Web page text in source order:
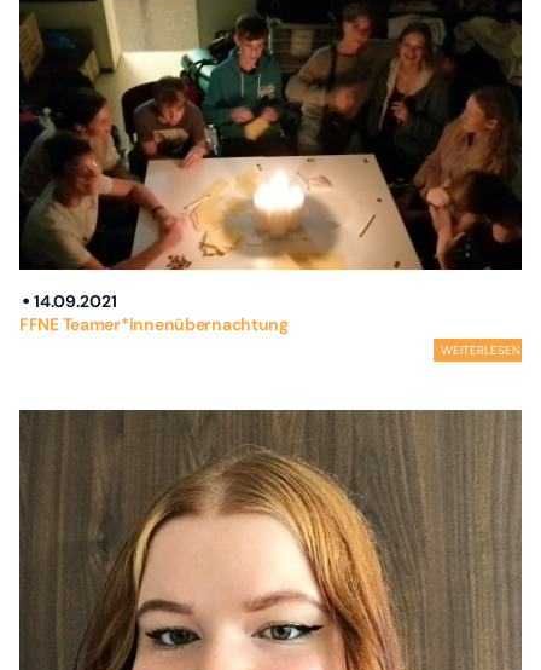
14.09.2021
FFNE Teamer*innenübernachtung
WEITERLESEN